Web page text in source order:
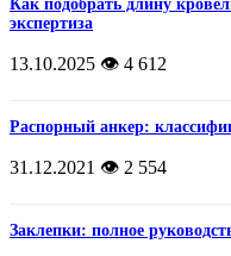
Как подобрать длину
экспертиза
13.10.2025 👁️ 4 612
Распорный анкер:
31.12.2021 👁️ 2 554
Заклепки: полное